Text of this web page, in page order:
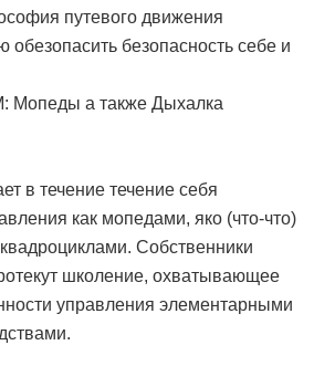
путевого движения
обезопасить безопасность себе и
Мопеды а также Дыхалка
в течение течение себя
как мопедами, яко (что-что)
Собственники
школение, охватывающее
управления элементарными